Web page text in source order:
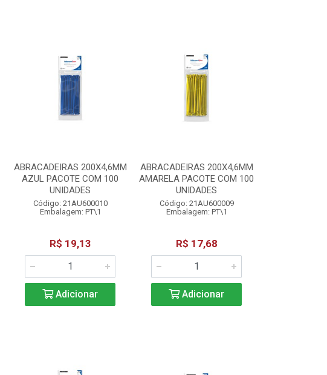
ABRACADEIRAS 200X4,6MM
AZUL PACOTE COM 100
UNIDADES
Código: 21AU600010
Embalagem: PT\1
R$ 19,13
Adicionar
ABRACADEIRAS 200X4,6MM
AMARELA PACOTE COM 100
UNIDADES
Código: 21AU600009
Embalagem: PT\1
R$ 17,68
Adicionar